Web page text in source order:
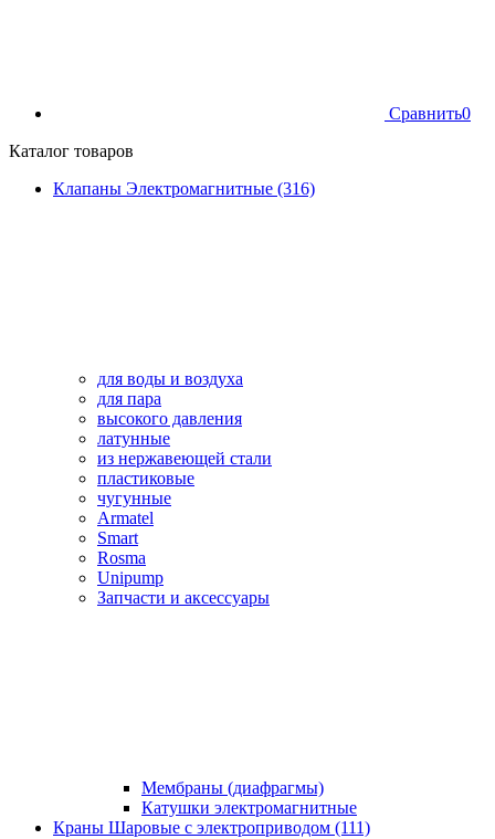
Сравнить0
Каталог товаров
Клапаны Электромагнитные (316)
для воды и воздуха
для пара
высокого давления
латунные
из нержавеющей стали
пластиковые
чугунные
Armatel
Smart
Rosma
Unipump
Запчасти и аксессуары
Мембраны (диафрагмы)
Катушки электромагнитные
Краны Шаровые с электроприводом (111)